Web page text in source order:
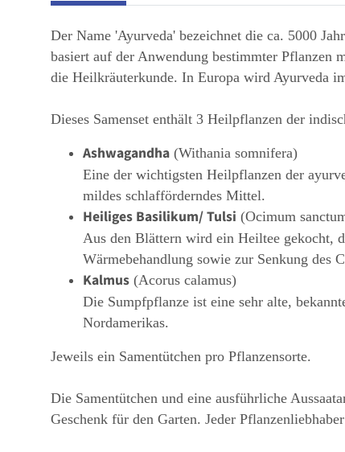
Der Name 'Ayurveda' bezeichnet die ca. 5000
basiert auf der Anwendung bestimmter Pflanzen
die Heilkräuterkunde. In Europa wird Ayurveda
Dieses Samenset enthält 3 Heilpflanzen der
Ashwagandha (Withania somnifera)
Eine der wichtigsten Heilpflanzen der
mildes schlafförderndes Mittel.
Heiliges Basilikum/ Tulsi (Ocimum
Aus den Blättern wird ein Heiltee gekocht,
Wärmebehandlung sowie zur Senkung des
Kalmus (Acorus calamus)
Die Sumpfpflanze ist eine sehr alte,
Nordamerikas.
Jeweils ein Samentütchen pro Pflanzensorte.
Die Samentütchen und eine ausführliche
Geschenk für den Garten. Jeder